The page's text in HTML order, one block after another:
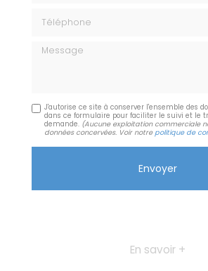
Message
J'autorise ce site à conserver l'ensemble des
dans ce formulaire pour faciliter le suivi et le
demande. (Aucune exploitation commerciale
données concervées. Voir notre politique de
En savoir +